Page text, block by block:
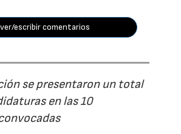
ver/escribir comentarios
se presentaron un total
en las 10